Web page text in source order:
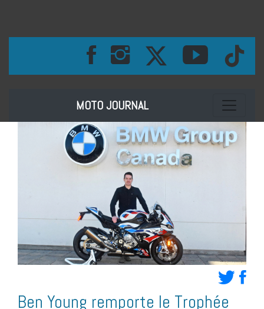
MOTO JOURNAL Toggle
Ben Young remporte le Trophée